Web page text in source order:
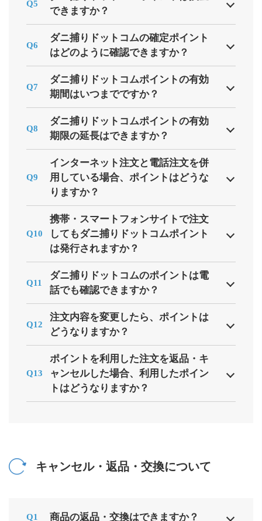
Q5
できますか？
Q6
ダニ捕りドットコムの確定ポイント
はどのように確認できますか？
Q7
ダニ捕りドットコムポイントの有効
期間はいつまでですか？
Q8
ダニ捕りドットコムポイントの有効
期限の延長はできますか？
Q9
インターネット注文と電話注文を併
用している場合、ポイントはどうな
りますか？
Q10
携帯・スマートフォンサイトで注文
してもダニ捕りドットコムポイント
は発行されますか？
Q11
ダニ捕りドットコムのポイントは電
話でも確認できますか？
Q12
注文内容を変更したら、ポイントは
どうなりますか？
Q13
ポイントを利用した注文を返品・キ
ャンセルした場合、利用したポイン
トはどうなりますか？
キャンセル・返品・交換について
Q1 商品の返品・交換はできますか？